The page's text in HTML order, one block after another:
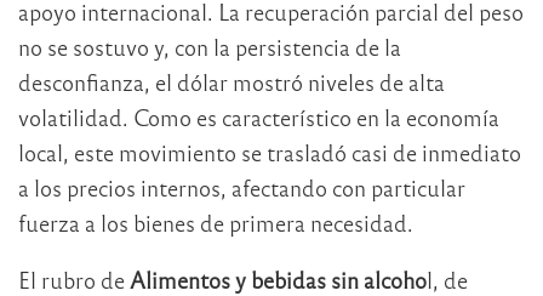
apoyo internacional. La recuperación parcial del peso
no se sostuvo y, con la persistencia de la
desconfianza, el dólar mostró niveles de alta
volatilidad. Como es característico en la economía
local, este movimiento se trasladó casi de inmediato
a los precios internos, afectando con particular
fuerza a los bienes de primera necesidad.
El rubro de Alimentos y bebidas sin alcohol, de